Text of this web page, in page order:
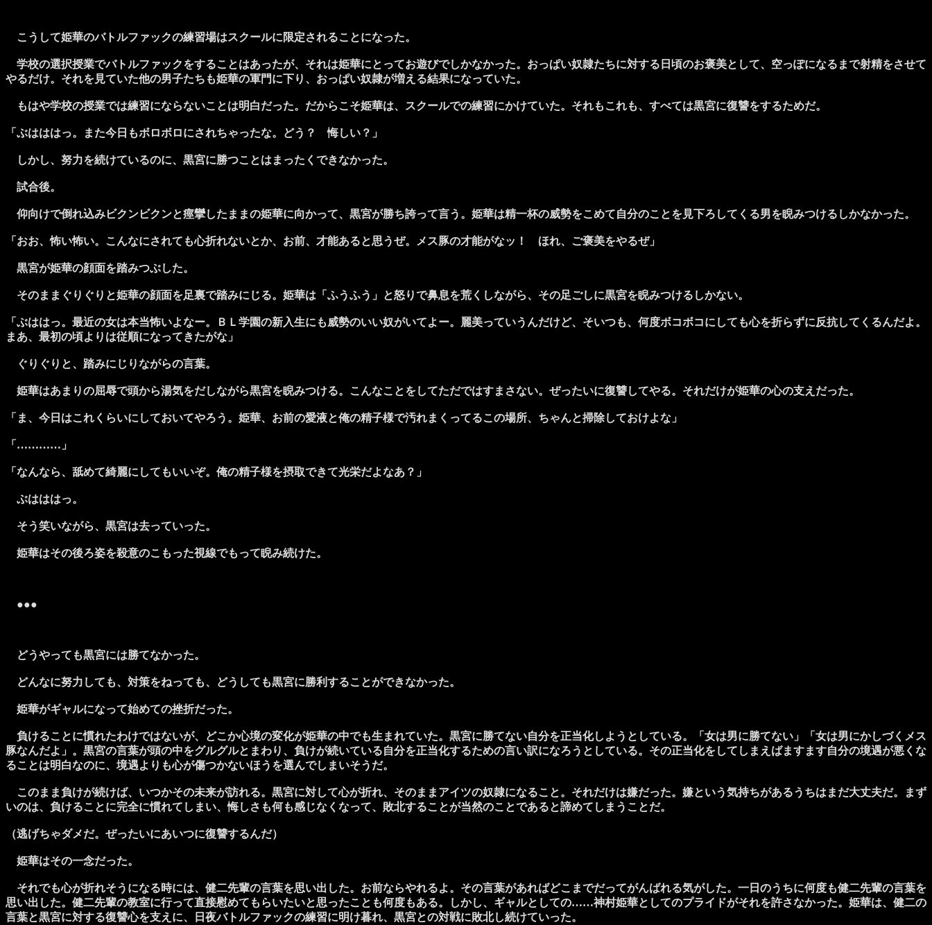
こうして姫華のバトルファックの練習場はスクールに限定されることになった。
学校の選択授業でバトルファックをすることはあったが、それは姫華にとってお遊びでしかなかった。おっぱい奴隷たちに対する日頃のお褒美として、空っぽになるまで射精をさせて
やるだけ。それを見ていた他の男子たちも姫華の軍門に下り、おっぱい奴隷が増える結果になっていた。
もはや学校の授業では練習にならないことは明白だった。だからこそ姫華は、スクールでの練習にかけていた。それもこれも、すべては黒宮に復讐をするためだ。
「ぶはははっ。また今日もボロボロにされちゃったな。どう？ 悔しい？」
しかし、努力を続けているのに、黒宮に勝つことはまったくできなかった。
試合後。
仰向けで倒れ込みビクンビクンと痙攣したままの姫華に向かって、黒宮が勝ち誇って言う。姫華は精一杯の威勢をこめて自分のことを見下ろしてくる男を睨みつけるしかなかった。
「おお、怖い怖い。こんなにされても心折れないとか、お前、才能あると思うぜ。メス豚の才能がなッ！ ほれ、ご褒美をやるぜ」
黒宮が姫華の顔面を踏みつぶした。
そのままぐりぐりと姫華の顔面を足裏で踏みにじる。姫華は「ふうふう」と怒りで鼻息を荒くしながら、その足ごしに黒宮を睨みつけるしかない。
「ぶははっ。最近の女は本当怖いよなー。ＢＬ学園の新入生にも威勢のいい奴がいてよー。麗美っていうんだけど、そいつも、何度ボコボコにしても心を折らずに反抗してくるんだよ。
まあ、最初の頃よりは従順になってきたがな」
ぐりぐりと、踏みにじりながらの言葉。
姫華はあまりの屈辱で頭から湯気をだしながら黒宮を睨みつける。こんなことをしてただではすまさない。ぜったいに復讐してやる。それだけが姫華の心の支えだった。
「ま、今日はこれくらいにしておいてやろう。姫華、お前の愛液と俺の精子様で汚れまくってるこの場所、ちゃんと掃除しておけよな」
「…………」
「なんなら、舐めて綺麗にしてもいいぞ。俺の精子様を摂取できて光栄だよなあ？」
ぶはははっ。
そう笑いながら、黒宮は去っていった。
姫華はその後ろ姿を殺意のこもった視線でもって睨み続けた。
●●●
どうやっても黒宮には勝てなかった。
どんなに努力しても、対策をねっても、どうしても黒宮に勝利することができなかった。
姫華がギャルになって始めての挫折だった。
負けることに慣れたわけではないが、どこか心境の変化が姫華の中でも生まれていた。黒宮に勝てない自分を正当化しようとしている。「女は男に勝てない」「女は男にかしづくメス
豚なんだよ」。黒宮の言葉が頭の中をグルグルとまわり、負けが続いている自分を正当化するための言い訳になろうとしている。その正当化をしてしまえばますます自分の境遇が悪くな
ることは明白なのに、境遇よりも心が傷つかないほうを選んでしまいそうだ。
このまま負けが続けば、いつかその未来が訪れる。黒宮に対して心が折れ、そのままアイツの奴隷になること。それだけは嫌だった。嫌という気持ちがあるうちはまだ大丈夫だ。まず
いのは、負けることに完全に慣れてしまい、悔しさも何も感じなくなって、敗北することが当然のことであると諦めてしまうことだ。
（逃げちゃダメだ。ぜったいにあいつに復讐するんだ）
姫華はその一念だった。
それでも心が折れそうになる時には、健二先輩の言葉を思い出した。お前ならやれるよ。その言葉があればどこまでだってがんばれる気がした。一日のうちに何度も健二先輩の言葉を
思い出した。健二先輩の教室に行って直接慰めてもらいたいと思ったことも何度もある。しかし、ギャルとしての……神村姫華としてのプライドがそれを許さなかった。姫華は、健二の
言葉と黒宮に対する復讐心を支えに、日夜バトルファックの練習に明け暮れ、黒宮との対戦に敗北し続けていった。